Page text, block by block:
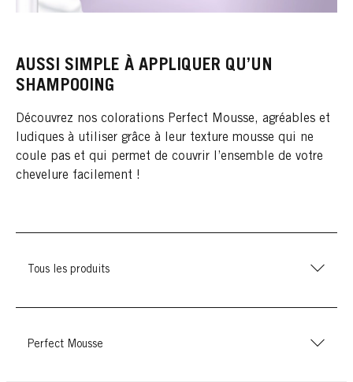
AUSSI SIMPLE À APPLIQUER QU’UN
SHAMPOOING
Découvrez nos colorations Perfect Mousse, agréables et
ludiques à utiliser grâce à leur texture mousse qui ne
coule pas et qui permet de couvrir l’ensemble de votre
chevelure facilement !
Tous les produits
Perfect Mousse